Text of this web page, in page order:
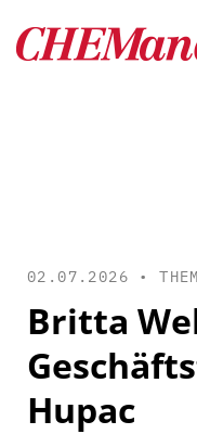
02.07.2026 •
Britta
Hupac